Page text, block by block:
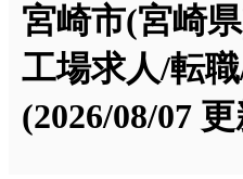
宮崎市(宮崎
工場求人/転
(2026/08/07